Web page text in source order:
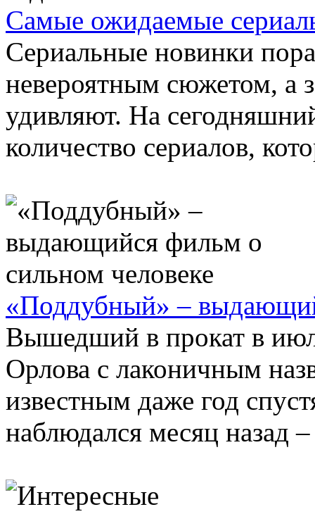
Самые ожидаемые
Сериальные новинки
невероятным сюжетом, а
удивляют. На
количество сериалов,
«Поддубный» –
Вышедший в прокат в
Орлова с лаконичным
известным даже год
наблюдался месяц назад